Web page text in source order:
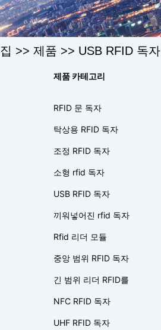
집 >> 제품 >> USB RFID 독자
제품 카테고리
RFID 문 독자
탁상용 RFID 독자
조정 RFID 독자
소형 rfid 독자
USB RFID 독자
끼워넣어진 rfid 독자
Rfid 리더 모듈
중앙 범위 RFID 독자
긴 범위 리더 RFID를
NFC RFID 독자
UHF RFID 독자